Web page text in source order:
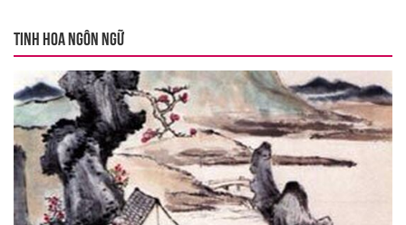
TINH HOA NGÔN NGỮ